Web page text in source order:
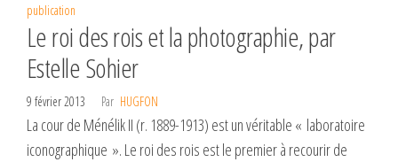
publication
Le roi des rois et la photographie, par
Estelle Sohier
9 février 2013 Par HUGFON
La cour de Ménélik II (r. 1889-1913) est un véritable « laboratoire
iconographique ». Le roi des rois est le premier à recourir de